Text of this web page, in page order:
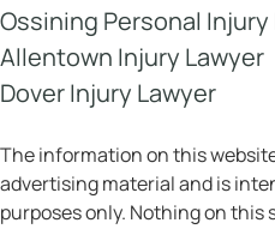
New York
245 Saw Mill River Rd, Ste